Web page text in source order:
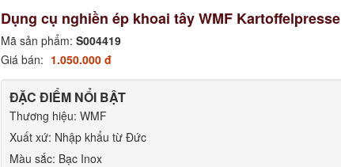
Dụng cụ nghiền ép khoai tây WMF Kartoffelpresse
Mã sản phẩm: S004419
Giá bán: 1.050.000 đ
ĐẶC ĐIỂM NỔI BẬT
Thương hiệu: WMF
Xuất xứ: Nhập khẩu từ Đức
Màu sắc: Bạc Inox